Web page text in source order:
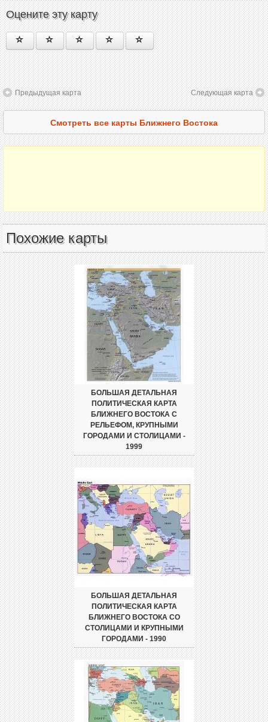
Оцените эту карту
Предыдущая карта Следующая карта
Смотреть все карты Ближнего Востока
Похожие карты
БОЛЬШАЯ ДЕТАЛЬНАЯ
ПОЛИТИЧЕСКАЯ КАРТА
БЛИЖНЕГО ВОСТОКА С
РЕЛЬЕФОМ, КРУПНЫМИ
ГОРОДАМИ И СТОЛИЦАМИ -
1999
БОЛЬШАЯ ДЕТАЛЬНАЯ
ПОЛИТИЧЕСКАЯ КАРТА
БЛИЖНЕГО ВОСТОКА СО
СТОЛИЦАМИ И КРУПНЫМИ
ГОРОДАМИ - 1990